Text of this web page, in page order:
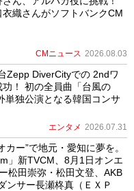
織さんがソフトバンクCM
CMニュース 2026.08.03
Zepp DiverCityでの 2ndワ
！ 初の全員曲「台風の
単独公演となる韓国コンサ
エンタメ 2026.07.31
ー”で地元・愛知に夢を。
」新TVCM、8月1日オンエ
松田崇弥・松田文登、AKB
ンサー長瀬柊真（ＥＸＰ